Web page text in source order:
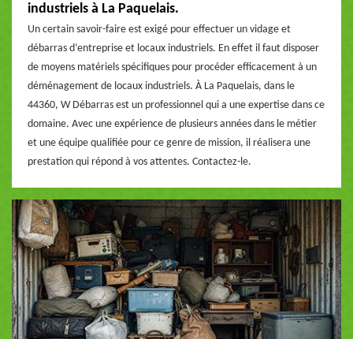
industriels à La Paquelais.
Un certain savoir-faire est exigé pour effectuer un vidage et
débarras d’entreprise et locaux industriels. En effet il faut disposer
de moyens matériels spécifiques pour procéder efficacement à un
déménagement de locaux industriels. À La Paquelais, dans le
44360, W Débarras est un professionnel qui a une expertise dans ce
domaine. Avec une expérience de plusieurs années dans le métier
et une équipe qualifiée pour ce genre de mission, il réalisera une
prestation qui répond à vos attentes. Contactez-le.